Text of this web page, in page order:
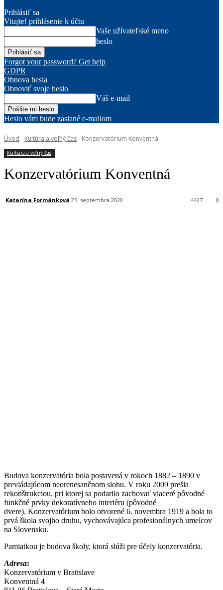
Prihlásiť sa
Vitajte! prihlásenie k účtu
Vaše užívateľské meno
heslo
Forgot your password? Get help
GDPR
Obnova hesla
Obnoviť svoje heslo
Váš e-mail
Heslo vám bude zaslané e-mailom
Úvod Kultúra a voľný čas Konzervatórium Konventná
Kultúra a voľný čas
Konzervatórium Konventná
Katarína Formánková 25. septembra 2020 0
4427
Budova konzervatória bola postavená v rokoch 1882 – 1890 v
prevládajúcom neorenesančnom slohu. V roku 2009 prešla
rekonštrukciou, pri ktorej sa podarilo zachovať viaceré pôvodné
funkčné prvky dekoratívneho interiéru (pôvodné
dvere). Konzervatórium bolo otvorené 6. novembra 1919 a bola to
prvá škola svojho druhu, vychovávajúca profesionálnych umelcov
na Slovensku.
Pamiatkou je budova školy, ktorá slúži pre účely konzervatória.
Adresa:
Konzervatórium v Bratislave
Konventná 4